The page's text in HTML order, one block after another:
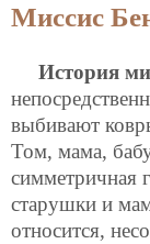
Миссис
История
выбивают
Том, мама,
симметричная
старушки и
относится,